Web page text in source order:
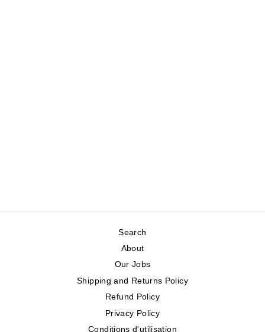
Search
About
Our Jobs
Shipping and Returns Policy
Refund Policy
Privacy Policy
Conditions d'utilisation